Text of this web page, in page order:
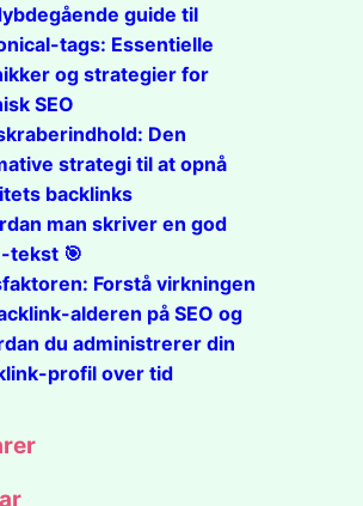
guide til
tags: Essentielle
og strategier for
SEO
Den
strategi til at opnå
backlinks
man skriver en god
tekst 🎯
Forstå virkningen
alderen på SEO og
du administrerer din
profil over tid